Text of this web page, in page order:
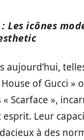
: Les icônes
aujourd’hui,
of Gucci »
Scarface »,
esprit. Leur
à des